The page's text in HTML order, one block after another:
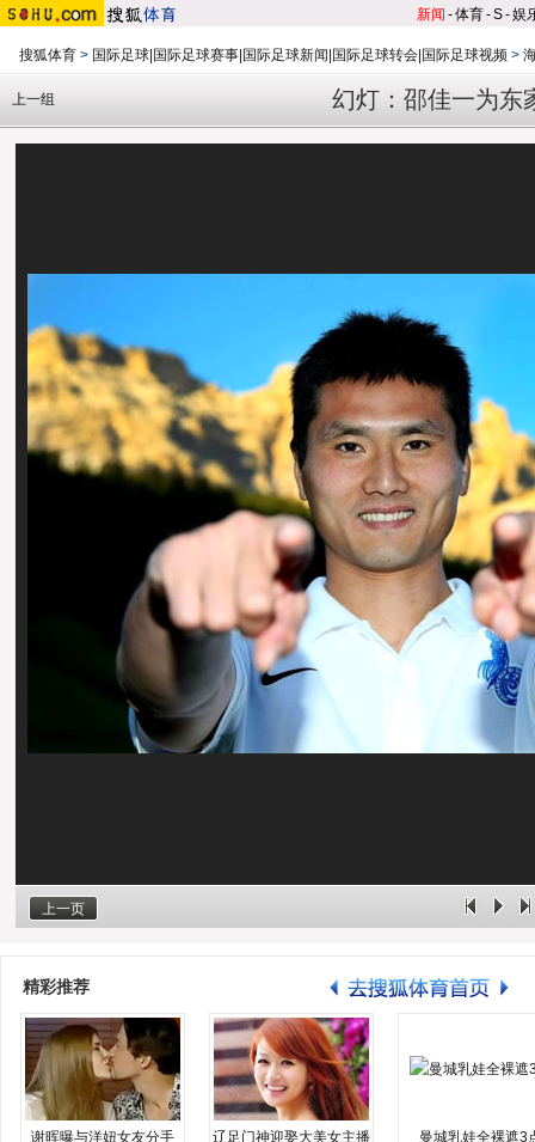
新闻 -体育-S-娱
搜狐体育 > 国际足球|国际足球赛事|国际足球新闻|国际足球转会|国际足球视频 >
幻灯：邵佳一为东
上一组
上一页
精彩推荐
谢晖曝与洋妞女友分手 辽足门神迎娶大美女主播 曼城乳娃全裸遮3